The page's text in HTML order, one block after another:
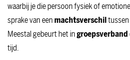
waarbij je die persoon fysiek of
sprake van eenmachtsverschil
Meestal gebeurt het ingroepsverband
tijd.